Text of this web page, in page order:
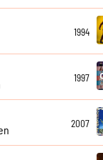
1994
1997
2007